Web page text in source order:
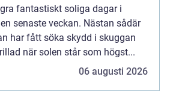
fantastiskt soliga dagar i
senaste veckan. Nästan sådär
har fått söka skydd i skuggan
när solen står som högst...
06 augusti 2026